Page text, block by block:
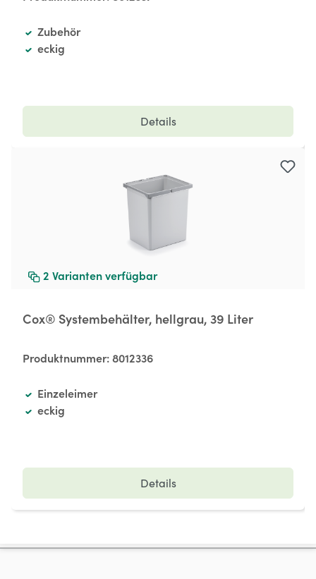
Zubehör
eckig
Details
2 Varianten verfügbar
Cox® Systembehälter, hellgrau, 39 Liter
Produktnummer:8012336
Einzeleimer
eckig
Details